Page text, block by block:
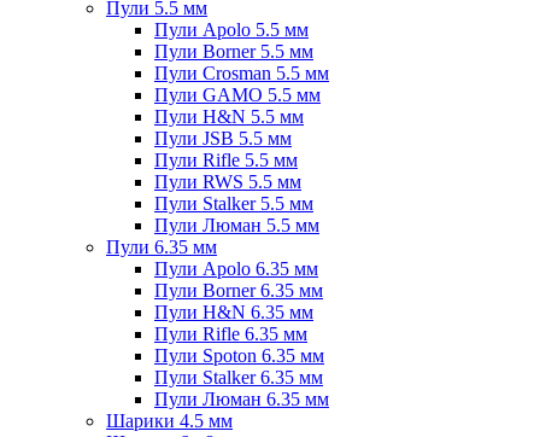
Пули 5.5 мм
Пули Apolo 5.5 мм
Пули Borner 5.5 мм
Пули Crosman 5.5 мм
Пули GAMO 5.5 мм
Пули H&N 5.5 мм
Пули JSB 5.5 мм
Пули Rifle 5.5 мм
Пули RWS 5.5 мм
Пули Stalker 5.5 мм
Пули Люман 5.5 мм
Пули 6.35 мм
Пули Apolo 6.35 мм
Пули Borner 6.35 мм
Пули H&N 6.35 мм
Пули Rifle 6.35 мм
Пули Spoton 6.35 мм
Пули Stalker 6.35 мм
Пули Люман 6.35 мм
Шарики 4.5 мм